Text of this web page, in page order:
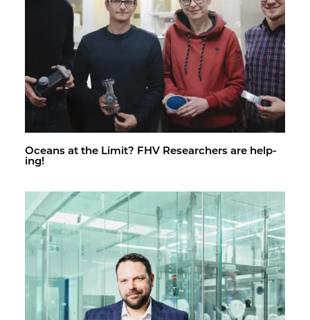
Oceans at the Limit? FHV Re­searchers are help­
ing!